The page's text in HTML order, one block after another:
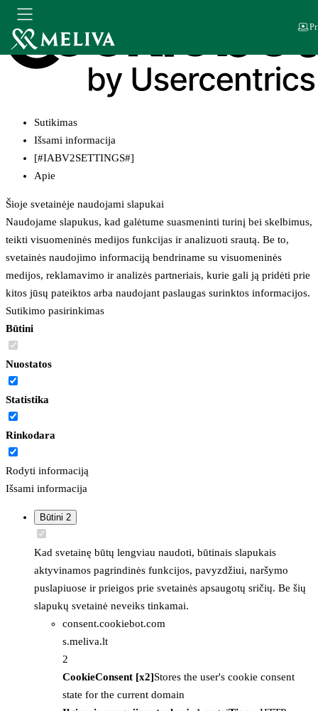
Sutikimas
Išsami informacija
[#IABV2SETTINGS#]
Apie
Šioje svetainėje naudojami slapukai
Naudojame slapukus, kad galėtume suasmeninti turinį bei skelbimus,
teikti visuomeninės medijos funkcijas ir analizuoti srautą. Be to,
svetainės naudojimo informaciją bendriname su visuomeninės
medijos, reklamavimo ir analizės partneriais, kurie gali ją pridėti prie
kitos jūsų pateiktos arba naudojant paslaugas surinktos informacijos.
Sutikimo pasirinkimas
Būtini
Nuostatos
Statistika
Rinkodara
Rodyti informaciją
Išsami informacija
Būtini 2
Kad svetainę būtų lengviau naudoti, būtinais slapukais
aktyvinamos pagrindinės funkcijos, pavyzdžiui, naršymo
puslapiuose ir prieigos prie svetainės apsaugotų sričių. Be šių
slapukų svetainė neveiks tinkamai.
consent.cookiebot.com
s.meliva.lt
2
CookieConsent [x2]Stores the user's cookie consent
state for the current domain